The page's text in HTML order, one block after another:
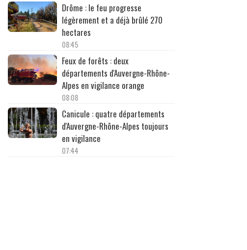
Drôme : le feu progresse
légèrement et a déjà brûlé 270
hectares
08:45
Feux de forêts : deux
départements d'Auvergne-Rhône-
Alpes en vigilance orange
08:08
Canicule : quatre départements
d'Auvergne-Rhône-Alpes toujours
en vigilance
07:44